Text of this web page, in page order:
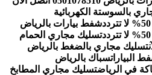
بالسوستة الكهربائية
شفط بيارات بالرياض
تسليك مجاري الحمام
تسليك مجاري بالضغط بالرياض
سباك بالرياض
تسليك مجاري المطابخ